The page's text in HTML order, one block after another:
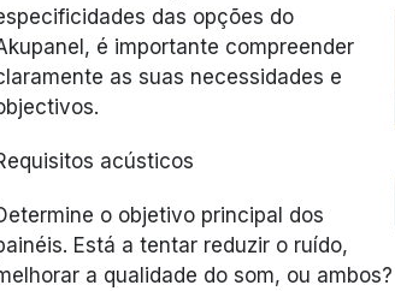
das opções do
é importante compreender
as suas necessidades e
acústicos
o objetivo principal dos
Está a tentar reduzir o ruído,
a qualidade do som, ou ambos?